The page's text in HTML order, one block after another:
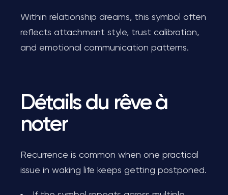
Within relationship dreams, this symbol often
reflects attachment style, trust calibration,
and emotional communication patterns.
Détails du rêve à
noter
Recurrence is common when one practical
issue in waking life keeps getting postponed.